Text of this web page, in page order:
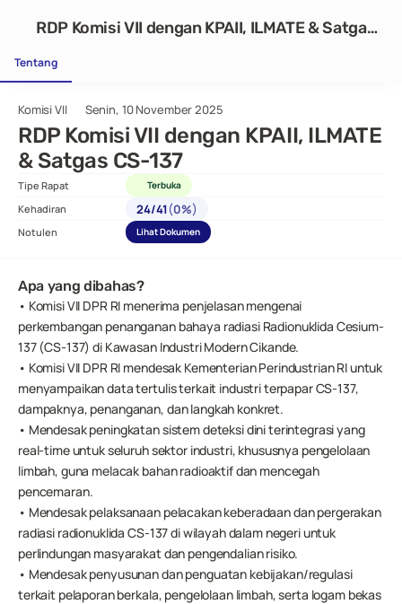
Komisi VII Senin, 10 November 2025
RDP Komisi VII dengan KPAII, ILMATE
& Satgas CS-137
Tipe Rapat Terbuka
Kehadiran 24/41(0%)
Notulen Lihat Dokumen
Apa yang dibahas?
• Komisi VII DPR RI menerima penjelasan mengenai
perkembangan penanganan bahaya radiasi Radionuklida Cesium-
137 (CS-137) di Kawasan Industri Modern Cikande.
• Komisi VII DPR RI mendesak Kementerian Perindustrian RI untuk
menyampaikan data tertulis terkait industri terpapar CS-137,
dampaknya, penanganan, dan langkah konkret.
• Mendesak peningkatan sistem deteksi dini terintegrasi yang
real-time untuk seluruh sektor industri, khususnya pengelolaan
limbah, guna melacak bahan radioaktif dan mencegah
pencemaran.
• Mendesak pelaksanaan pelacakan keberadaan dan pergerakan
radiasi radionuklida CS-137 di wilayah dalam negeri untuk
perlindungan masyarakat dan pengendalian risiko.
• Mendesak penyusunan dan penguatan kebijakan/regulasi
terkait pelaporan berkala, pengelolaan limbah, serta logam bekas
RDP Komisi VII dengan KPAII, ILMATE & Satgas
Tentang